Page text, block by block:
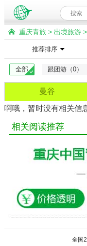
重庆青旅 > 出境旅游 >
推荐排序
全部 跟团游（0）
曼谷
啊哦，暂时没有相关信
相关阅读推荐
全国